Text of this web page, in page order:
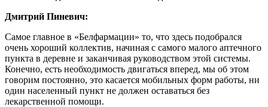
Дмитрий Пиневич:
Самое главное в «Белфармации» то, что здесь подобрался
очень хороший коллектив, начиная с самого малого аптечного
пункта в деревне и заканчивая руководством этой системы.
Конечно, есть необходимость двигаться вперед, мы об этом
говорим постоянно, это касается мобильных форм работы, ни
один населенный пункт не должен оставаться без
лекарственной помощи.